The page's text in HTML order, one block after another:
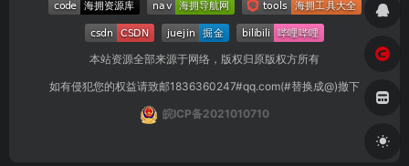
本站资源全部来源于网络，版权归原版权方所有
如有侵犯您的权益请致邮1836360247#qq.com(#替换成@)撤下
皖ICP备2021010710